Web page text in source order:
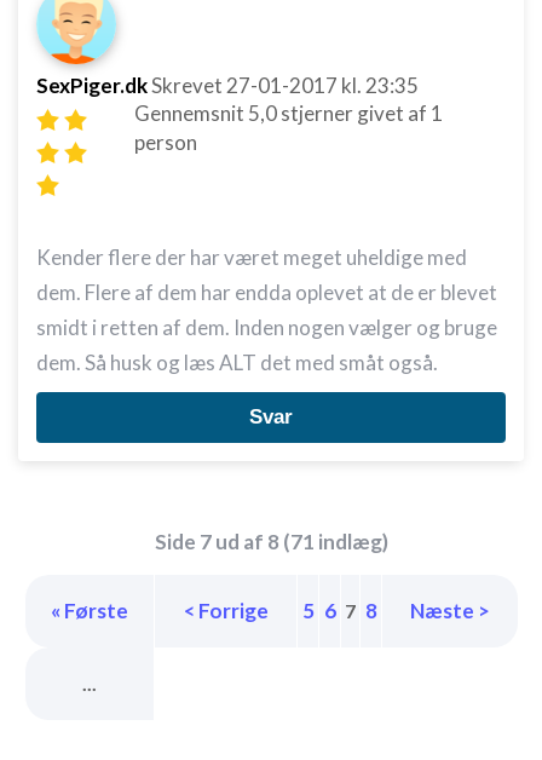
SexPiger.dkSkrevet 27-01-2017 kl. 23:35
Gennemsnit 5,0stjerner givet af 1
person
Kender flere der har været meget uheldige med
dem. Flere af dem har endda oplevet at de er blevet
smidt i retten af dem. Inden nogen vælger og bruge
dem. Så husk og læs ALT det med småt også.
Svar
Side 7 ud af 8 (71 indlæg)
« Første
...
< Forrige 5 6 7 8 Næste >
Ikke-IAB-behandlingsformål:
Nødvendig
Ydeevne
Funktionel